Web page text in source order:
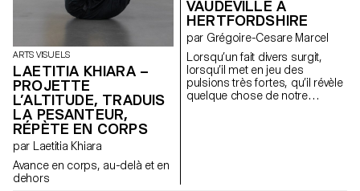
ARTS VISUELS
LAETITIA KHIARA –
PROJETTE
L’ALTITUDE, TRADUIS
LA PESANTEUR,
RÉPÈTE EN CORPS
par Laetitia Khiara
Avance en corps, au-delà et en
dehors
VAUDEVILLE À
HERTFORDSHIRE
par Grégoire-Cesare Marcel
Lorsqu’un fait divers surgit,
lorsqu’il met en jeu des
pulsions très fortes, qu’il révèle
quelque chose de notre